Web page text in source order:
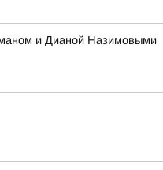
и Дианой Назимовыми